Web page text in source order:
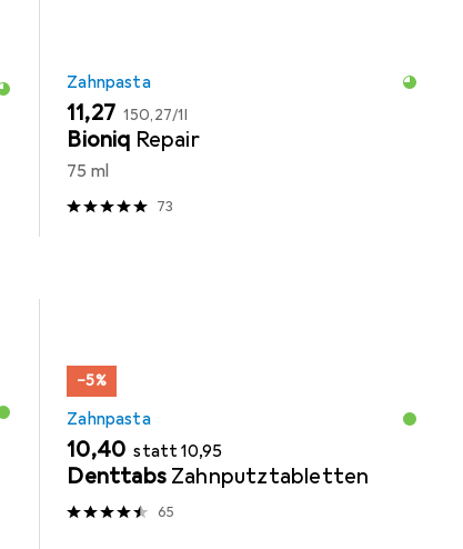
Zahnpasta
EUR
11,27 EUR
150,27/1l
Bioniq Repair
75 ml
73
−5%
Zahnpasta
EUR
10,40 stattEUR
10,95
Denttabs Zahnputztabletten
65